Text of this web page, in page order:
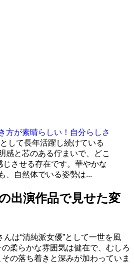
方が素晴らしい！自分らしさ
して長年活躍し続けている
感と芯のある佇まいで、どこ
じさせる存在です。華やかな
、自然体でいる姿勢は...
出演作品で見せた変
は“清純派女優”として一世を風
柔らかな雰囲気は健在で、むしろ
の落ち着きと深みが加わっていま